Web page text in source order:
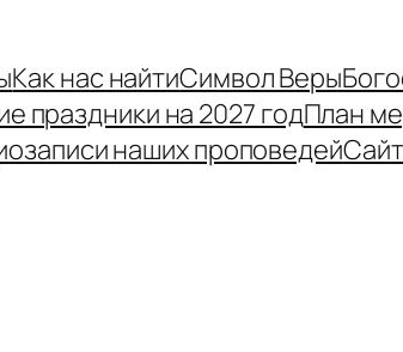
Как нас найтиСимвол Веры
праздники на 2027 годПлан
наших проповедей